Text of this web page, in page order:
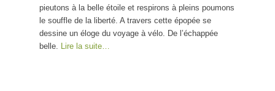
pieutons à la belle étoile et respirons à pleins poumons
le souffle de la liberté. A travers cette épopée se
dessine un éloge du voyage à vélo. De l’échappée
belle.
Lire la suite…